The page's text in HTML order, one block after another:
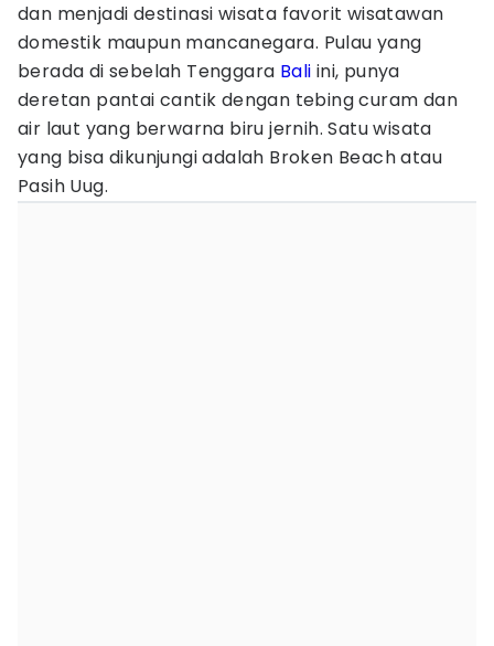
dan menjadi destinasi wisata favorit wisatawan
domestik maupun mancanegara. Pulau yang
berada di sebelah Tenggara Bali ini, punya
deretan pantai cantik dengan tebing curam dan
air laut yang berwarna biru jernih. Satu wisata
yang bisa dikunjungi adalah Broken Beach atau
Pasih Uug.